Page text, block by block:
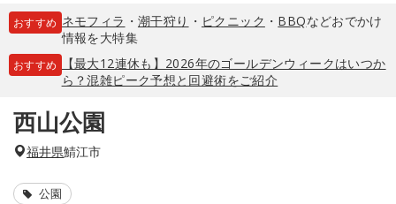
おすすめ ネモフィラ ・ 潮干狩り ・ ピクニック ・ BBQなどおでかけ
情報を大特集
おすすめ
【最大12連休も】2026年のゴールデンウィークはいつか
ら？混雑ピーク予想と回避術をご紹介
西山公園
福井県鯖江市
公園